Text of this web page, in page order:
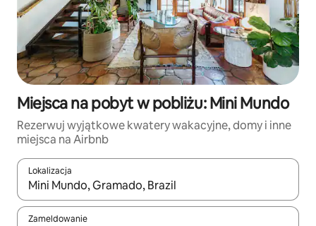
Miejsca na pobyt w pobliżu: Mini Mundo
Rezerwuj wyjątkowe kwatery wakacyjne, domy i inne
miejsca na Airbnb
Lokalizacja
Gdy wyniki będą dostępne, możesz poruszać się po nich za
Zameldowanie